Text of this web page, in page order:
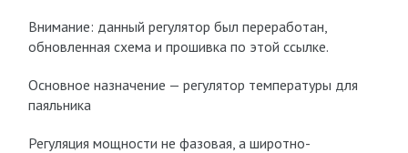
Внимание: данный регулятор был переработан,
обновленная схема и прошивка по этой ссылке.
Основное назначение — регулятор температуры для
паяльника
Регуляция мощности не фазовая, а широтно-